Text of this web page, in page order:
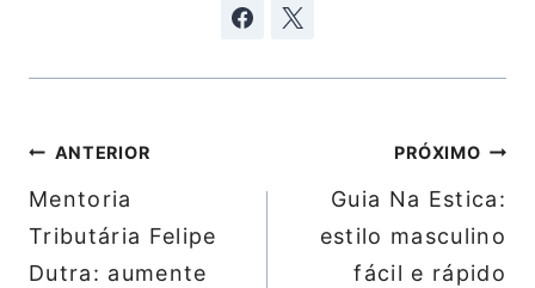
Navegação
de
Post
ANTERIOR
Mentoria
Tributária Felipe
Dutra: aumente
PRÓXIMO
Guia Na Estica:
estilo masculino
fácil e rápido